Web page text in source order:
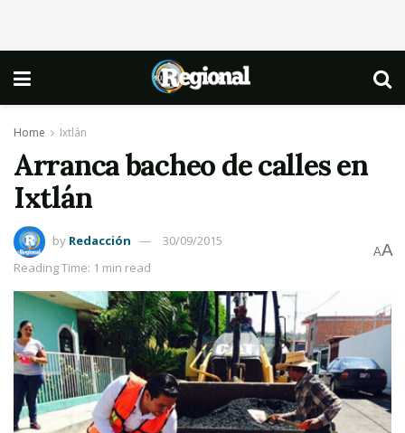
Home Ixtlán
Arranca bacheo de calles en
Ixtlán
by Redacción
30/09/2015
Reading Time: 1 min read
AA